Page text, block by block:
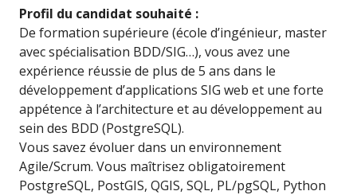
Profil du candidat souhaité :
De formation supérieure (école d’ingénieur, master
avec spécialisation BDD/SIG…), vous avez une
expérience réussie de plus de 5 ans dans le
développement d’applications SIG web et une forte
appétence à l’architecture et au développement au
sein des BDD (PostgreSQL).
Vous savez évoluer dans un environnement
Agile/Scrum. Vous maîtrisez obligatoirement
PostgreSQL, PostGIS, QGIS, SQL, PL/pgSQL, Python